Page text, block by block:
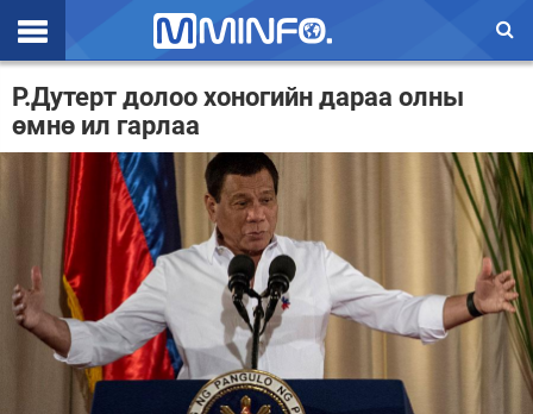
Эхлэл
Цаг агаар
Валют ханш
Эдийн засаг
Үзэл бодол
Р.Дутерт долоо хоногийн дараа олны
өмнө ил гарлаа